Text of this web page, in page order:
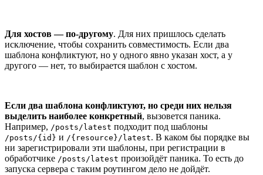
Для хостов — по-другому. Для них пришлось сделать
исключение, чтобы сохранить совместимость. Если два
шаблона конфликтуют, но у одного явно указан хост, а у
другого — нет, то выбирается шаблон с хостом.
Если два шаблона конфликтуют, но среди них нельзя
выделить наиболее конкретный, вызовется паника.
Например, /posts/latest подходит под шаблоны
/posts/{id} и /{resource}/latest. В каком бы порядке вы
ни зарегистрировали эти шаблоны, при регистрации в
обработчике /posts/latest произойдёт паника. То есть до
запуска сервера с таким роутингом дело не дойдёт.